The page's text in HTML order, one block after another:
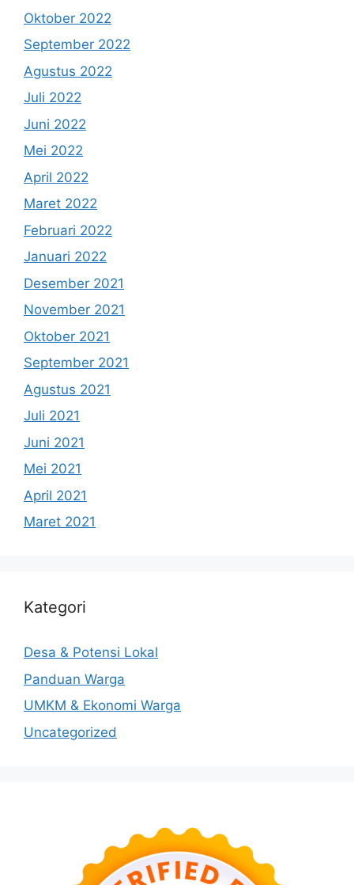
Oktober 2022
September 2022
Agustus 2022
Juli 2022
Juni 2022
Mei 2022
April 2022
Maret 2022
Februari 2022
Januari 2022
Desember 2021
November 2021
Oktober 2021
September 2021
Agustus 2021
Juli 2021
Juni 2021
Mei 2021
April 2021
Maret 2021
Kategori
Desa & Potensi Lokal
Panduan Warga
UMKM & Ekonomi Warga
Uncategorized